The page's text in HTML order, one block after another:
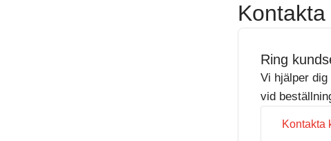
Kontakta
Ring
Vi hjälper
vid
Kontakta